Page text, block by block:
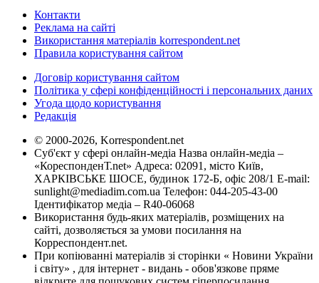
Контакти
Реклама на сайті
Використання матеріалів korrespondent.net
Правила користування сайтом
Договір користування сайтом
Політика у сфері конфіденційності і персональних даних
Угода щодо користування
Редакція
© 2000-2026, Korrespondent.net
Суб'єкт у сфері онлайн-медіа Назва онлайн-медіа –
«КореспонденТ.net» Адреса: 02091, місто Київ,
ХАРКІВСЬКЕ ШОСЕ, будинок 172-Б, офіс 208/1 E-mail:
sunlight@mediadim.com.ua Телефон: 044-205-43-00
Ідентифікатор медіа – R40-06068
Використання будь-яких матеріалів, розміщених на
сайті, дозволяється за умови посилання на
Корреспондент.net.
При копіюванні матеріалів зі сторінки « Новини України
і світу» , для інтернет - видань - обов'язкове пряме